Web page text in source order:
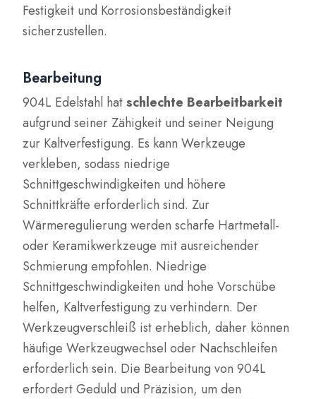
Festigkeit und Korrosionsbeständigkeit
sicherzustellen.
Bearbeitung
904L Edelstahl hatschlechte Bearbeitbarkeit
aufgrund seiner Zähigkeit und seiner Neigung
zur Kaltverfestigung. Es kann Werkzeuge
verkleben, sodass niedrige
Schnittgeschwindigkeiten und höhere
Schnittkräfte erforderlich sind. Zur
Wärmeregulierung werden scharfe Hartmetall-
oder Keramikwerkzeuge mit ausreichender
Schmierung empfohlen. Niedrige
Schnittgeschwindigkeiten und hohe Vorschübe
helfen, Kaltverfestigung zu verhindern. Der
Werkzeugverschleiß ist erheblich, daher können
häufige Werkzeugwechsel oder Nachschleifen
erforderlich sein. Die Bearbeitung von 904L
erfordert Geduld und Präzision, um den